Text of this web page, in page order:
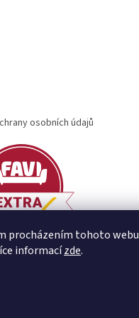
procházením tohoto webu
informacízde.
osobních údajů